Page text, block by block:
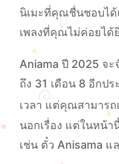
นิเมะที่คุณชื่นชอบไ
เพลงที่คุณไม่ค่อยได้
Aniama ปี 2025 จ
ถึง 31 เดือน 8 อีกป
เวลา แต่คุณสามารถ
นอกเรื่อง แต่ในหน้า
เช่น ตั๋ว Anisama แ